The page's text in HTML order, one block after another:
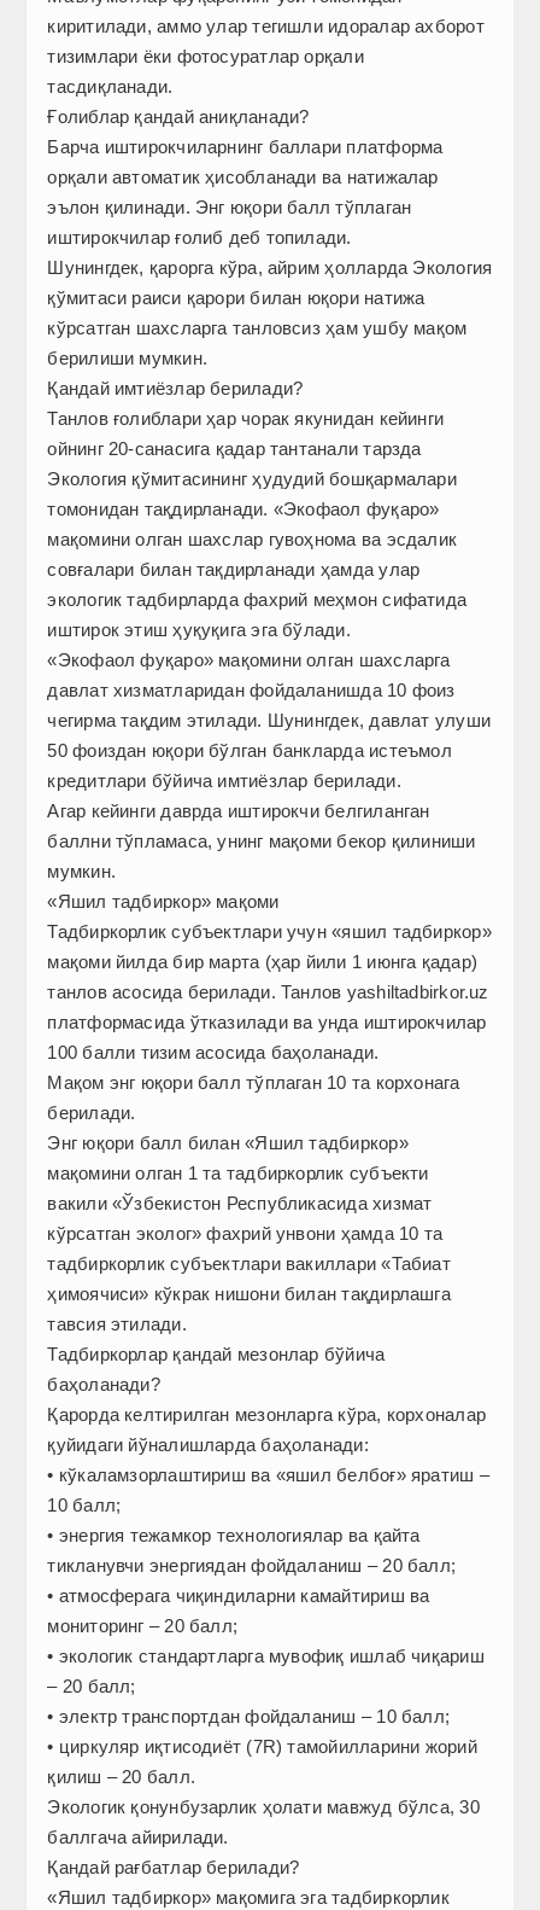
киритилади, аммо улар тегишли идоралар ахборот
тизимлари ёки фотосуратлар орқали
тасдиқланади.
Ғолиблар қандай аниқланади?
Барча иштирокчиларнинг баллари платформа
орқали автоматик ҳисобланади ва натижалар
эълон қилинади. Энг юқори балл тўплаган
иштирокчилар ғолиб деб топилади.
Шунингдек, қарорга кўра, айрим ҳолларда Экология
қўмитаси раиси қарори билан юқори натижа
кўрсатган шахсларга танловсиз ҳам ушбу мақом
берилиши мумкин.
Қандай имтиёзлар берилади?
Танлов ғолиблари ҳар чорак якунидан кейинги
ойнинг 20-санасига қадар тантанали тарзда
Экология қўмитасининг ҳудудий бошқармалари
томонидан тақдирланади. «Экофаол фуқаро»
мақомини олган шахслар гувоҳнома ва эсдалик
совғалари билан тақдирланади ҳамда улар
экологик тадбирларда фахрий меҳмон сифатида
иштирок этиш ҳуқуқига эга бўлади.
«Экофаол фуқаро» мақомини олган шахсларга
давлат хизматларидан фойдаланишда 10 фоиз
чегирма тақдим этилади. Шунингдек, давлат улуши
50 фоиздан юқори бўлган банкларда истеъмол
кредитлари бўйича имтиёзлар берилади.
Агар кейинги даврда иштирокчи белгиланган
баллни тўпламаса, унинг мақоми бекор қилиниши
мумкин.
«Яшил тадбиркор» мақоми
Тадбиркорлик субъектлари учун «яшил тадбиркор»
мақоми йилда бир марта (ҳар йили 1 июнга қадар)
танлов асосида берилади. Танлов yashiltadbirkor.uz
платформасида ўтказилади ва унда иштирокчилар
100 балли тизим асосида баҳоланади.
Мақом энг юқори балл тўплаган 10 та корхонага
берилади.
Энг юқори балл билан «Яшил тадбиркор»
мақомини олган 1 та тадбиркорлик субъекти
вакили «Ўзбекистон Республикасида хизмат
кўрсатган эколог» фахрий унвони ҳамда 10 та
тадбиркорлик субъектлари вакиллари «Табиат
ҳимоячиси» кўкрак нишони билан тақдирлашга
тавсия этилади.
Тадбиркорлар қандай мезонлар бўйича
баҳоланади?
Қарорда келтирилган мезонларга кўра, корхоналар
қуйидаги йўналишларда баҳоланади:
• кўкаламзорлаштириш ва «яшил белбоғ» яратиш –
10 балл;
• энергия тежамкор технологиялар ва қайта
тикланувчи энергиядан фойдаланиш – 20 балл;
• атмосферага чиқиндиларни камайтириш ва
мониторинг – 20 балл;
• экологик стандартларга мувофиқ ишлаб чиқариш
– 20 балл;
• электр транспортдан фойдаланиш – 10 балл;
• циркуляр иқтисодиёт (7R) тамойилларини жорий
қилиш – 20 балл.
Экологик қонунбузарлик ҳолати мавжуд бўлса, 30
баллгача айирилади.
Қандай рағбатлар берилади?
«Яшил тадбиркор» мақомига эга тадбиркорлик